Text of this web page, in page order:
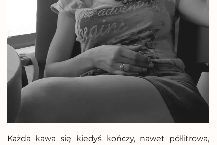
Każda kawa się kiedyś kończy, nawet półlitrowa,